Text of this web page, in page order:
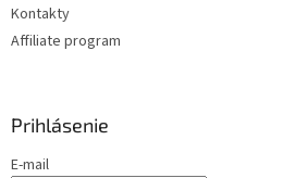
Kontakty
Affiliate program
Prihlásenie
E-mail